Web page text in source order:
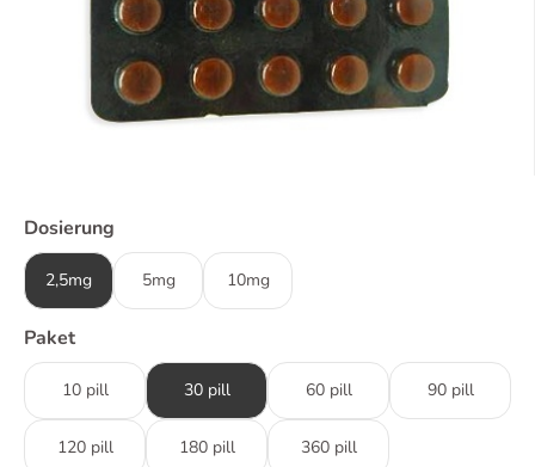
Dosierung
2,5mg 5mg 10mg
Paket
10 pill 30 pill 60 pill 90 pill
120 pill 180 pill 360 pill